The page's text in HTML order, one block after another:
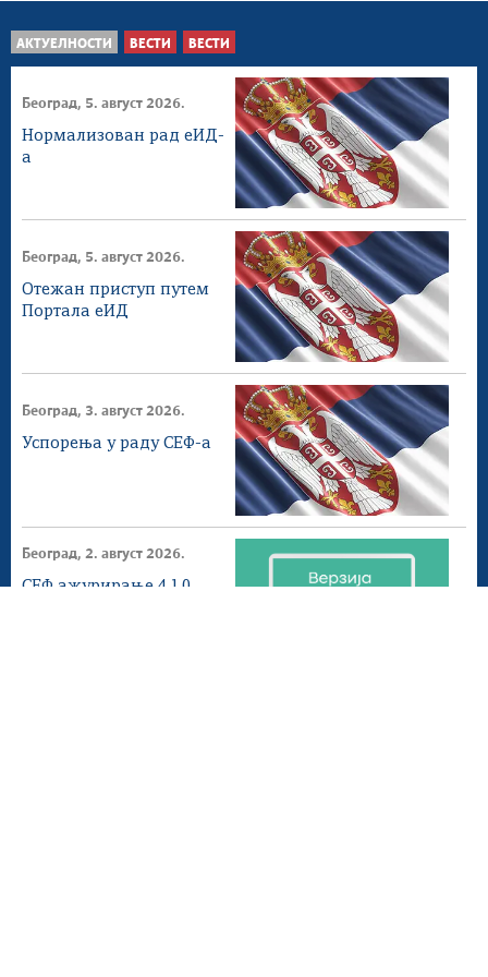
АКТУЕЛНОСТИ ВЕСТИ ВЕСТИ
Београд, 5. август 2026.
Нормализован рад еИД-
а
Београд, 5. август 2026.
Отежан приступ путем
Портала еИД
Београд, 3. август 2026.
Успорења у раду СЕФ-а
Београд, 2. август 2026.
СЕФ ажурирање 4.1.0